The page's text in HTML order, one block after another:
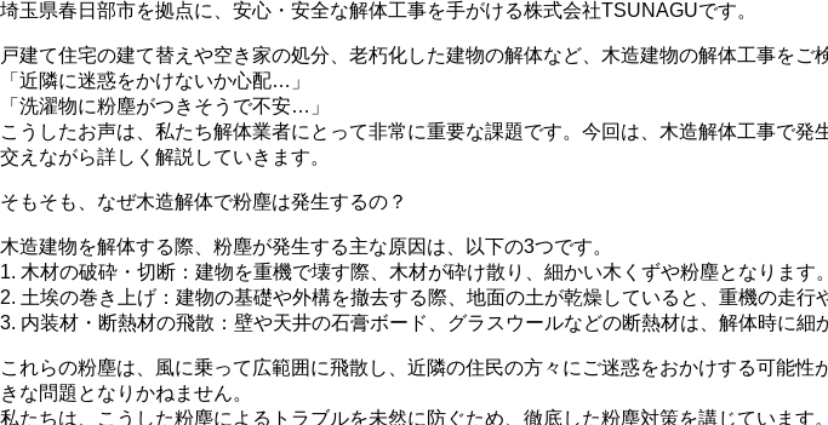
埼玉県春日部市を拠点に、安心・安全な解体工事を手がける株式会社TSUNAGUです。
戸建て住宅の建て替えや空き家の処分、老朽化した建物の解体など、木造建物の解体工事を
「近隣に迷惑をかけないか心配…」
「洗濯物に粉塵がつきそうで不安…」
こうしたお声は、私たち解体業者にとって非常に重要な課題です。今回は、木造解体工事で
交えながら詳しく解説していきます。
そもそも、なぜ木造解体で粉塵は発生するの？
木造建物を解体する際、粉塵が発生する主な原因は、以下の3つです。
1. 木材の破砕・切断：建物を重機で壊す際、木材が砕け散り、細かい木くずや粉塵となります。
2. 土埃の巻き上げ：建物の基礎や外構を撤去する際、地面の土が乾燥していると、重機の走行
3. 内装材・断熱材の飛散：壁や天井の石膏ボード、グラスウールなどの断熱材は、解体時に細
これらの粉塵は、風に乗って広範囲に飛散し、近隣の住民の方々にご迷惑をおかけする可能
きな問題となりかねません。
私たちは、こうした粉塵によるトラブルを未然に防ぐため、徹底した粉塵対策を講じています。